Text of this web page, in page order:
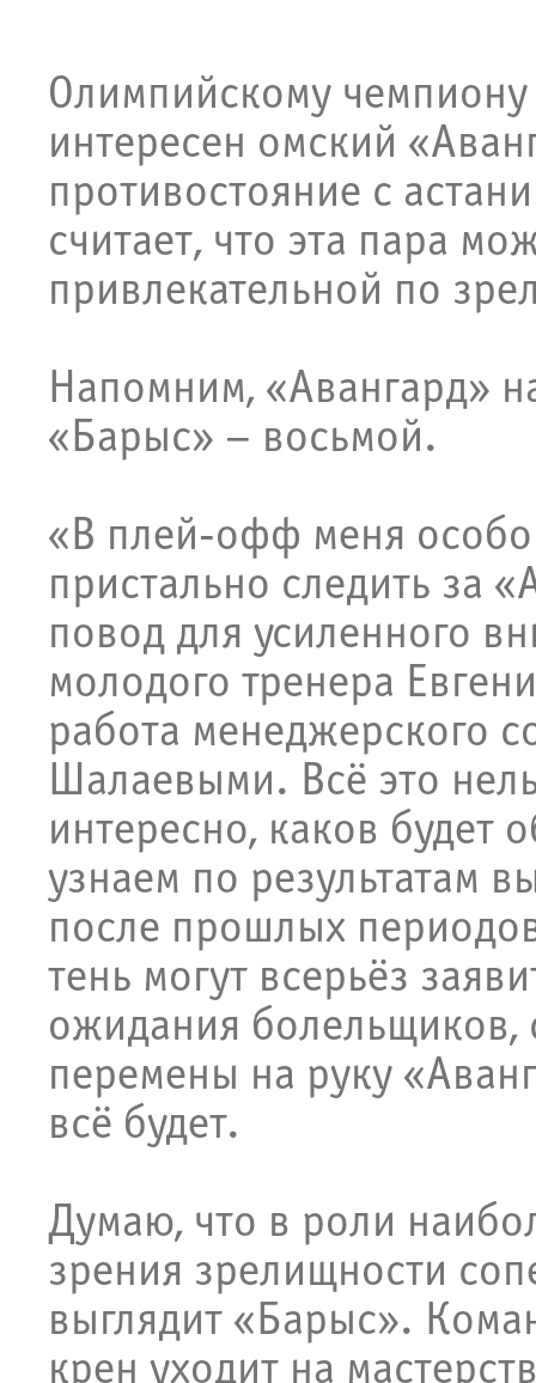
Олимпийскому
интересен омский
противостояние с
считает, что эта пара
привлекательной по
Напомним, «Авангард»
«Барыс» – восьмой.
«В плей-офф меня особо
пристально следить за
повод для усиленного
молодого тренера
работа менеджерского
Шалаевыми. Всё это
интересно, каков будет
узнаем по результатам
после прошлых
тень могут всерьёз
ожидания болельщиков,
перемены на руку
всё будет.
Думаю, что в роли
зрения зрелищности
выглядит «Барыс».
крен уходит на